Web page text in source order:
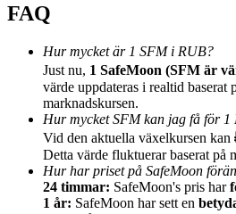
Hänvisning
Bjud in en vän för att få
BTC Welcome Rewards
FAQ
Hur mycket är 1 SFM i RUB?
Just nu, 1 SafeMoon (SFM är
värde uppdateras i realtid baserat
marknadskursen.
Hur mycket SFM kan jag få för 1
Vid den aktuella växelkursen kan
Detta värde fluktuerar baserat på
Hur har priset på SafeMoon
24 timmar: SafeMoon's pris har
1 år: SafeMoon har sett en